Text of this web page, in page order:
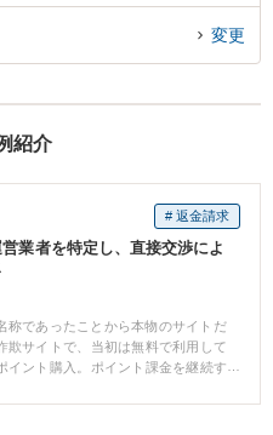
変更
紹介
# 返金請求
業者を特定し、直接交渉によ
称であったことから本物のサイトだ
欺サイトで、当初は無料で利用して
イント購入。ポイント課金を継続す
と気づき、当事務所へ相談。支払い